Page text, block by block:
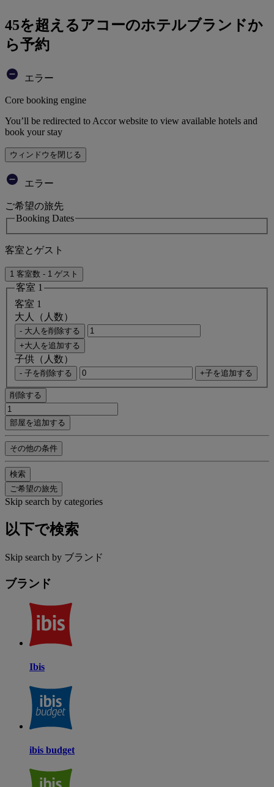
45を超えるアコーのホテルブランドか
ら予約
エラー
Core booking engine
You’ll be redirected to Accor website to view available hotels and
book your stay
ウィンドウを閉じる
エラー
ご希望の旅先
Booking Dates
客室とゲスト
1 客室数 - 1 ゲスト
客室 1
客室 1
大人（人数）
- 大人を削除する
+大人を追加する
子供（人数）
- 子を削除する +子を追加する
削除する
部屋を追加する
その他の条件
検索
ご希望の旅先
Skip search by categories
以下で検索
Skip search by ブランド
ブランド
Ibis
ibis budget